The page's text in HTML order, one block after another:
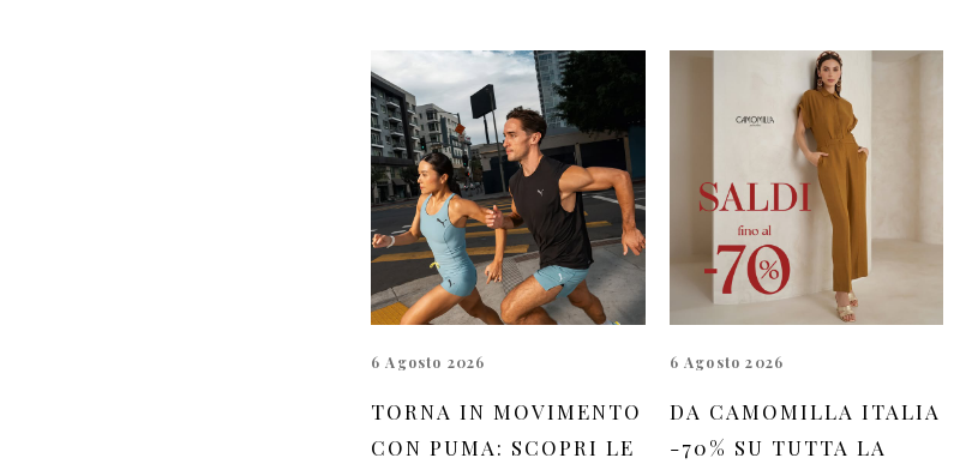
6 Agosto 2026
TORNA IN MOVIMENTO
CON PUMA: SCOPRI LE
6 Agosto 2026
DA CAMOMILLA ITALIA
-70% SU TUTTA LA